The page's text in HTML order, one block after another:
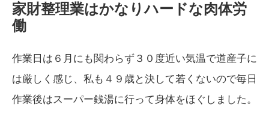
家財整理業はかなりハードな肉体労
働
作業日は６月にも関わらず３０度近い気温で道産子に
は厳しく感じ、私も４９歳と決して若くないので毎日
作業後はスーパー銭湯に行って身体をほぐしました。